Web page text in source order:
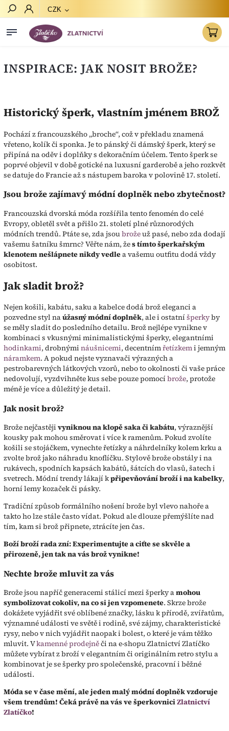
CZK
INSPIRACE: JAK NOSIT BROŽE?
Historický šperk, vlastním jménem BROŽ
Pochází z francouzského „broche“, což v překladu znamená
vřeteno, kolík či sponka. Je to pánský či dámský šperk, který se
připíná na oděv i doplňky s dekoračním účelem. Tento šperk se
poprvé objevil v době gotické na luxusní garderobě a jeho rozkvět
se datuje do Francie až s nástupem baroka v polovině 17. století.
Jsou brože zajímavý módní doplněk nebo zbytečnost?
Francouzská dvorská móda rozšířila tento fenomén do celé
Evropy, obletěl svět a přišlo 21. století plné různorodých
módních trendů. Ptáte se, zda jsoubrožeuž pasé, nebo zda dodají
vašemu šatníku šmrnc? Věřte nám, žes tímto šperkařským
klenotem nešlápnete nikdy vedlea vašemu outfitu dodá vždy
osobitost.
Jak sladit brož?
Nejen košili, kabátu, saku a kabelce dodá brož eleganci a
pozvedne styl naúžasný módní doplněk, ale i ostatní šperkyby
se měly sladit do posledního detailu. Brož nejlépe vynikne v
kombinaci s vkusnými minimalistickými šperky, elegantními
hodinkami, drobnými náušnicemi, decentnímřetízkemi jemným
náramkem. A pokud nejste vyznavači výrazných a
pestrobarevných látkových vzorů, nebo to okolnosti či vaše práce
nedovolují, vyzdvihněte kus sebe pouze pomocí brože, protože
méně je více a důležitý je detail.
Jak nosit brož?
Brože nejčastěji vyniknou na klopě saka či kabátu, výraznější
kousky pak mohou směrovat i více k ramenům. Pokud zvolíte
košili se stojáčkem, vynechte řetízky a náhrdelníky kolem krku a
zvolte brož jako náhradu knoflíčku. Stylově brože obstály i na
rukávech, spodních kapsách kabátů, šátcích do vlasů, šatech i
svetrech. Módní trendy lákají kpřipevňování broží i na kabelky,
horní lemy kozaček či pásky.
Tradiční způsob formálního nošení brože byl vlevo nahoře a
takto ho lze stále často vídat. Pokud ale dlouze přemýšlíte nad
tím, kam si brož připnete, ztrácíte jen čas.
Boží broží rada zní: Experimentujte a ciťte se skvěle a
přirozeně, jen tak na vás brož vynikne!
Nechte brože mluvit za vás
Brože jsou napříč generacemi stálicí mezi šperky amohou
symbolizovat cokoliv, na co si jen vzpomenete. Skrze brože
dokážete vyjádřit své oblíbené značky, lásku k přírodě, zvířatům,
významné události ve světě i rodině, své zájmy, charakteristické
rysy, nebo v nich vyjádřit naopak i bolest, o které je vám těžko
mluvit. Vkamenné prodejněči na e-shopu Zlatnictví Zlatíčko
můžete vybírat z broží v elegantním či originálním retro stylu a
kombinovat je se šperky pro společenské, pracovní i běžné
události.
Móda se v čase mění, ale jeden malý módní doplněk vzdoruje
všem trendům! Čeká právě na vás ve šperkovniciZlatnictví
Zlatíčko!